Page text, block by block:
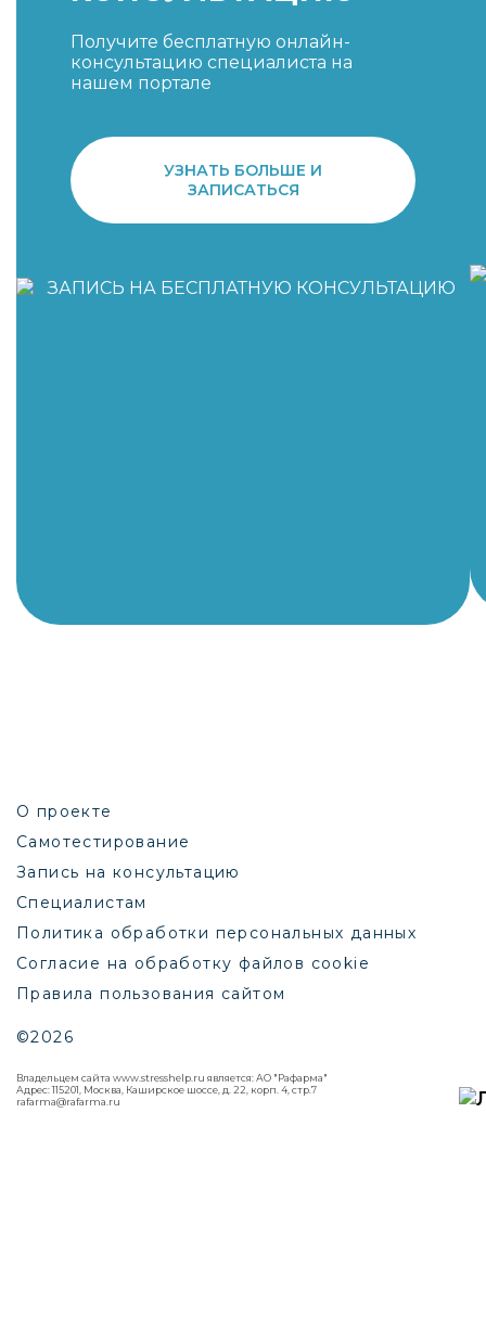
Получите бесплатную онлайн-
консультацию специалиста на
нашем портале
УЗНАТЬ БОЛЬШЕ И
ЗАПИСАТЬСЯ
О проекте
Самотестирование
Запись на консультацию
Специалистам
Политика обработки персональных данных
Согласие на обработку файлов cookie
Правила пользования сайтом
©2026
Владельцем сайта www.stresshelp.ru является: АО "Рафарма"
Адрес: 115201, Москва, Каширское шоссе, д. 22, корп. 4, стр.7
rafarma@rafarma.ru